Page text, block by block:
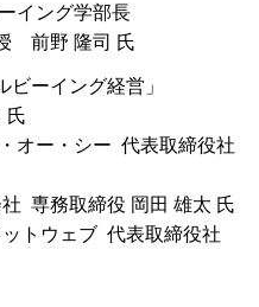
イング学部長
野 隆司 氏
ーイング経営」
氏
オー・シー 代表取締役社
取締役 岡田 雄太 氏
ェブ 代表取締役社